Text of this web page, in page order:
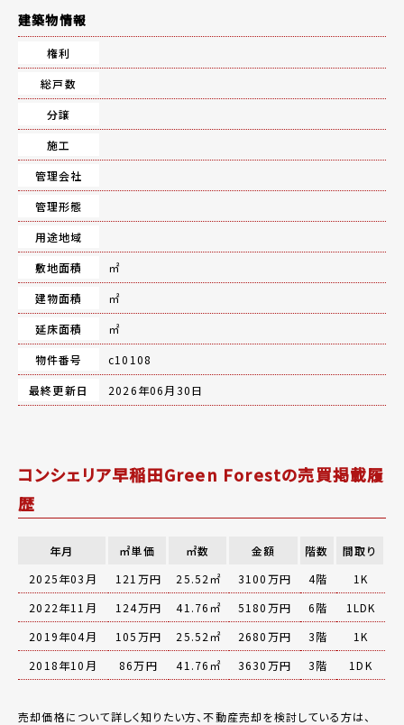
建築物情報
権利
総戸数
分譲
施工
管理会社
管理形態
用途地域
敷地面積
㎡
建物面積
㎡
延床面積
㎡
物件番号
c10108
最終更新日
2026年06月30日
コンシェリア早稲田Green Forestの売買掲載履
歴
年月 ㎡単価 ㎡数 金額 階数
間取り
2025年03月
121万円 25.52㎡ 3100万円 4階
1K
2022年11月
124万円 41.76㎡ 5180万円 6階
1LDK
2019年04月
105万円 25.52㎡ 2680万円 3階
1K
2018年10月
86万円 41.76㎡ 3630万円 3階 1DK
売却価格について詳しく知りたい方、不動産売却を検討している方は、